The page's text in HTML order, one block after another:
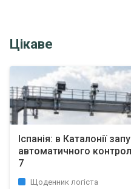
Цікаве
Іспанія: в Каталонії
автоматичного
7
Щоденник логіста